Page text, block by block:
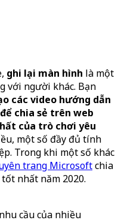
ghi lại màn hình là một
với người khác. Bạn
các video hướng dẫn
chia sẻ trên web
của trò chơi yêu
một số đầy đủ tính
Trong khi một số khác
trang Microsoftchia
nhất năm 2020.
cầu của nhiều